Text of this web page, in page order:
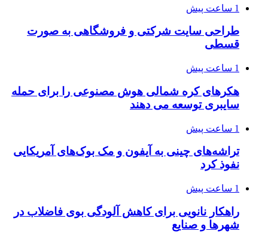
1 ساعت پیش
طراحی سایت شرکتی و فروشگاهی به صورت
قسطی
1 ساعت پیش
هکرهای کره شمالی هوش مصنوعی را برای حمله
سایبری توسعه می دهند
1 ساعت پیش
تراشه‌های چینی به آیفون و مک بوک‌های آمریکایی
نفوذ کرد
1 ساعت پیش
راهکار نانویی برای کاهش آلودگی بوی فاضلاب در
شهرها و صنایع